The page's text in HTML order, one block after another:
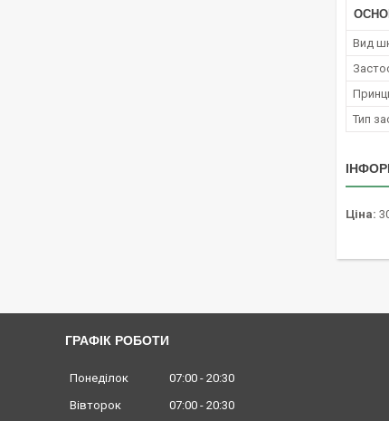
Вид
Тип
Ціна:
ГРАФІК РОБОТИ
Понеділок 07:00
20:30
Вівторок
07:00 20:30